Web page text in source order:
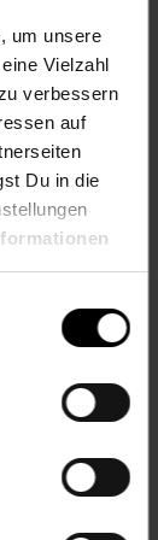
um unsere
Vielzahl
verbessern
auf
Du in die
oder